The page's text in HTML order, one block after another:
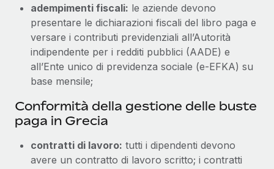
adempimenti fiscali: le aziende devono
presentare le dichiarazioni fiscali del libro paga e
versare i contributi previdenziali all’Autorità
indipendente per i redditi pubblici (AADE) e
all’Ente unico di previdenza sociale (e-EFKA) su
base mensile;
Conformità della gestione delle buste
paga in Grecia
contratti di lavoro: tutti i dipendenti devono
avere un contratto di lavoro scritto; i contratti